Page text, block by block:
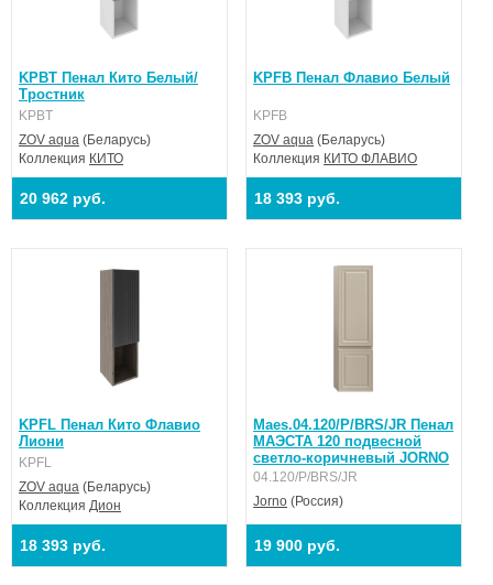
KPBT Пенал Кито Белый/
Тростник
KPBT
ZOV aqua (Беларусь)
Коллекция КИТО
20 962 руб.
KPFB Пенал Флавио Белый
KPFB
ZOV aqua (Беларусь)
Коллекция КИТО ФЛАВИО
18 393 руб.
KPFL Пенал Кито Флавио
Лиони
KPFL
ZOV aqua (Беларусь)
Коллекция Дион
18 393 руб.
Maes.04.120/P/BRS/JR Пенал
МАЭСТА 120 подвесной
светло-коричневый JORNO
04.120/P/BRS/JR
Jorno (Россия)
19 900 руб.